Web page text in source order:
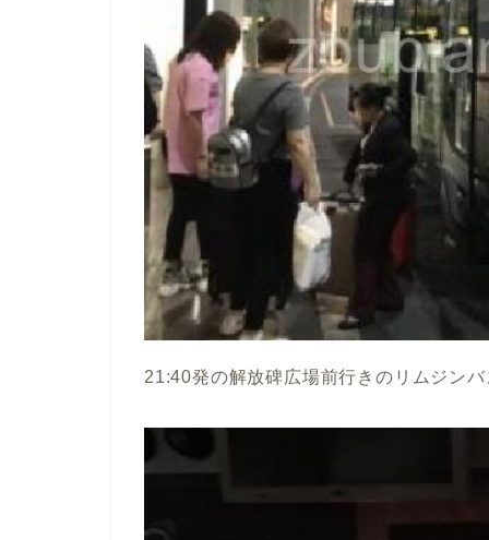
21:40発の解放碑広場前行きのリムジン